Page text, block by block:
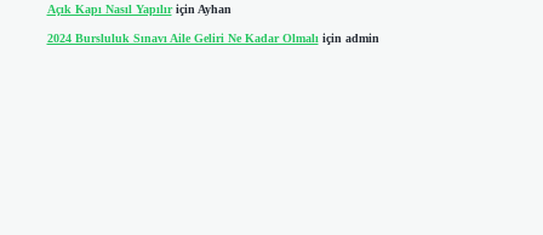
Açık Kapı Nasıl Yapılıriçin Ayhan
2024 Bursluluk Sınavı Aile Geliri Ne Kadar Olmalıiçin admin